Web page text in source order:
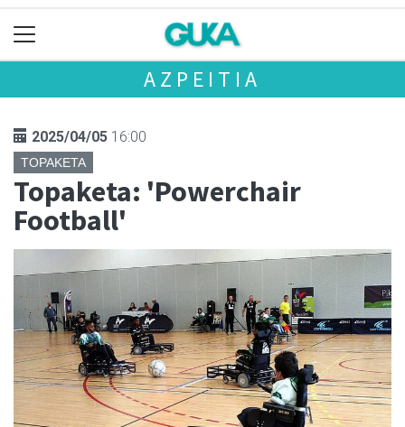
AZPEITIA
2025/04/05 16:00
TOPAKETA
Topaketa: 'Powerchair
Football'